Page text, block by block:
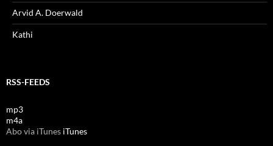
Arvid A. Doerwald
Kathi
RSS-FEEDS
mp3
m4a
Abo via iTunes iTunes